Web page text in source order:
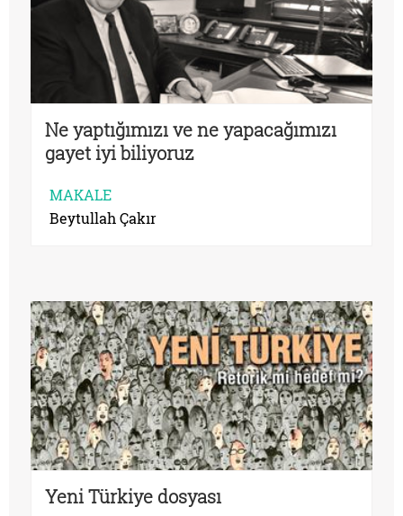
Ne yaptığımızı ve ne yapacağımızı
gayet iyi biliyoruz
MAKALE
Beytullah Çakır
Yeni Türkiye dosyası